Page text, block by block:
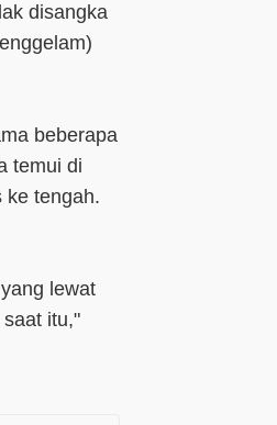
disangka
beberapa
temui di
ke tengah.
lewat
itu,"